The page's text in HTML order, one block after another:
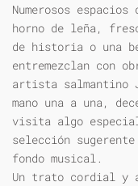
Numerosos
horno de leña,
de historia o una
entremezclan con
artista salmantino
mano una a una,
visita algo
selección
fondo musical.
Un trato cordial y